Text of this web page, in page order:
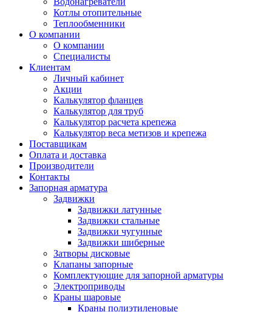
Котлы отопительные
Теплообменники
О компании
О компании
Специалисты
Клиентам
Личный кабинет
Акции
Калькулятор фланцев
Калькулятор для труб
Калькулятор расчета крепежа
Калькулятор веса метизов и крепежа
Поставщикам
Оплата и доставка
Производители
Контакты
Запорная арматура
Задвижки
Задвижки латунные
Задвижки стальные
Задвижки чугунные
Задвижки шиберные
Затворы дисковые
Клапаны запорные
Комплектующие для запорной арматуры
Электроприводы
Краны шаровые
Краны полиэтиленовые